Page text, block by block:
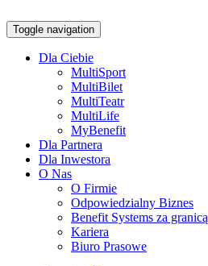
Toggle navigation
Dla Ciebie
MultiSport
MultiBilet
MultiTeatr
MultiLife
MyBenefit
Dla Partnera
Dla Inwestora
O Nas
O Firmie
Odpowiedzialny Biznes
Benefit Systems za granicą
Kariera
Biuro Prasowe